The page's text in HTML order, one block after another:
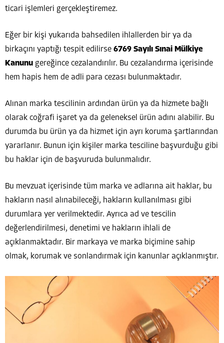
ticari işlemleri gerçekleştiremez.
Eğer bir kişi yukarıda bahsedilen ihlallerden bir ya da
birkaçını yaptığı tespit edilirse 6769 Sayılı Sınai Mülkiye
Kanunu gereğince cezalandırılır. Bu cezalandırma içerisinde
hem hapis hem de adli para cezası bulunmaktadır.
Alınan marka tescilinin ardından ürün ya da hizmete bağlı
olarak coğrafi işaret ya da geleneksel ürün adını alabilir. Bu
durumda bu ürün ya da hizmet için ayrı koruma şartlarından
yararlanır. Bunun için kişiler marka tesciline başvurduğu gibi
bu haklar için de başvuruda bulunmalıdır.
Bu mevzuat içerisinde tüm marka ve adlarına ait haklar, bu
hakların nasıl alınabileceği, hakların kullanılması gibi
durumlara yer verilmektedir. Ayrıca ad ve tescilin
değerlendirilmesi, denetimi ve hakların ihlali de
açıklanmaktadır. Bir markaya ve marka biçimine sahip
olmak, korumak ve sonlandırmak için kanunlar açıklanmıştır.